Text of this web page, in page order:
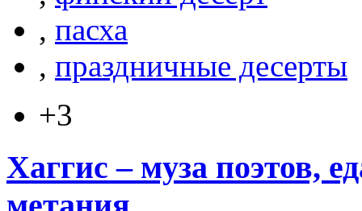
, пасха
, праздничные десерты
+3
Хаггис – муза поэтов,